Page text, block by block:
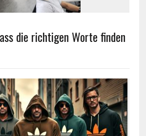
die richtigen Worte finden